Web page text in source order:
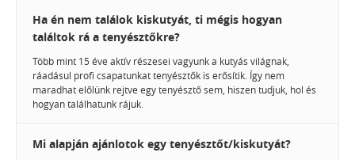
Ha én nem találok kiskutyát, ti mégis hogyan
találtok rá a tenyésztőkre?
Több mint 15 éve aktív részesei vagyunk a kutyás világnak,
ráadásul profi csapatunkat tenyésztők is erősítik. Így nem
maradhat előlünk rejtve egy tenyésztő sem, hiszen tudjuk, hol és
hogyan találhatunk rájuk.
Mi alapján ajánlotok egy tenyésztőt/kiskutyát?